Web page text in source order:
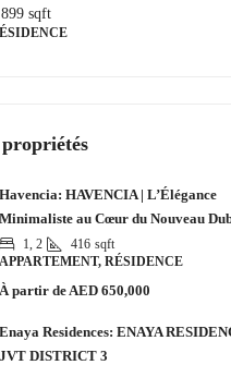
899 sqft
Havencia: HAVENCIA | L’Élégance
Minimaliste au Cœur du Nouveau
1, 2 416 sqft
APPARTEMENT, RÉSIDENCE
À partir de AED 650,000
Enaya Residences: ENAYA
JVT DISTRICT 3